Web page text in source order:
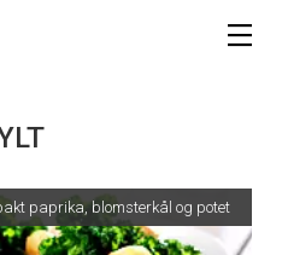
paprika, blomsterkål og potet